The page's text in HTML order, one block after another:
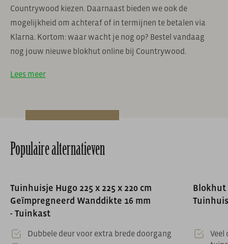
Countrywood kiezen. Daarnaast bieden we ook de
mogelijkheid om achteraf of in termijnen te betalen via
Klarna. Kortom: waar wacht je nog op? Bestel vandaag
nog jouw nieuwe blokhut online bij Countrywood.
Lees meer
Populaire alternatieven
Tuinhuisje Hugo 225 x 225 x 220 cm
Geïmpregneerd Wanddikte 16 mm
- Tuinkast
Dubbele deur voor extra brede doorgang
Blokhut
Tuinhuis
Veel